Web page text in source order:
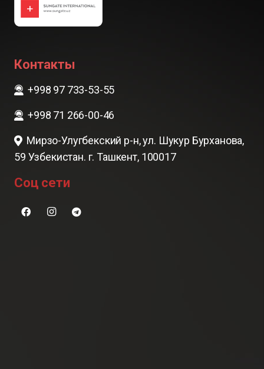
Контакты
+998 97 733-53-55
+998 71 266-00-46
Мирзо-Улугбекский р-н, ул. Шукур Бурханова,
59 Узбекистан. г. Ташкент, 100017
Соц сети